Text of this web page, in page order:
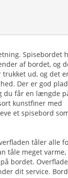
Spisebordet
af bordet, og
trukket ud, og det
Der er god
du får en længde
kunstfiner med
et spisebord
tåler alle
tåle meget varme,
bordet.
dit service.